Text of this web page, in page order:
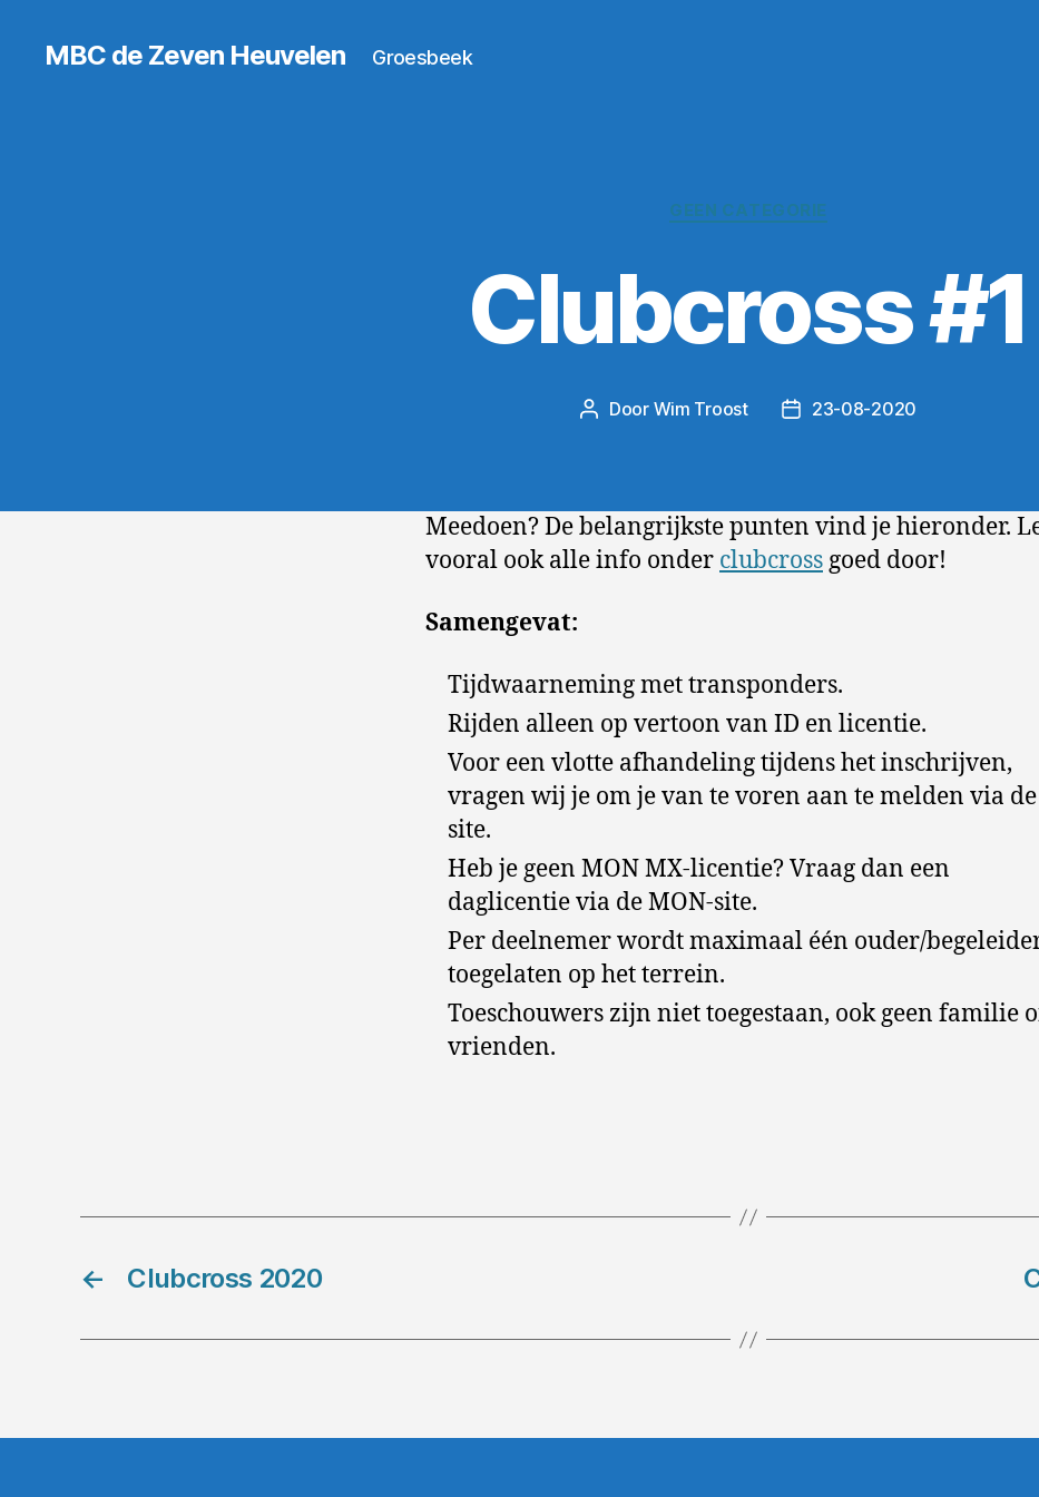
MBC de Zeven Heuvelen Groesbeek
Categorieën
GEEN CATEGORIE
Clubcross #1
Berichtauteur
Door Wim Troost Berichtdatum
23-08-2020
Meedoen? De belangrijkste punten vind je hieronder.
vooral ook alle info onder clubcross goed door!
Samengevat:
Tijdwaarneming met transponders.
Rijden alleen op vertoon van ID en licentie.
Voor een vlotte afhandeling tijdens het inschrijven,
vragen wij je om je van te voren aan te melden via de
site.
Heb je geen MON MX-licentie? Vraag dan een
daglicentie via de MON-site.
Per deelnemer wordt maximaal één ouder/
toegelaten op het terrein.
Toeschouwers zijn niet toegestaan, ook geen familie
vrienden.
← Clubcross 2020